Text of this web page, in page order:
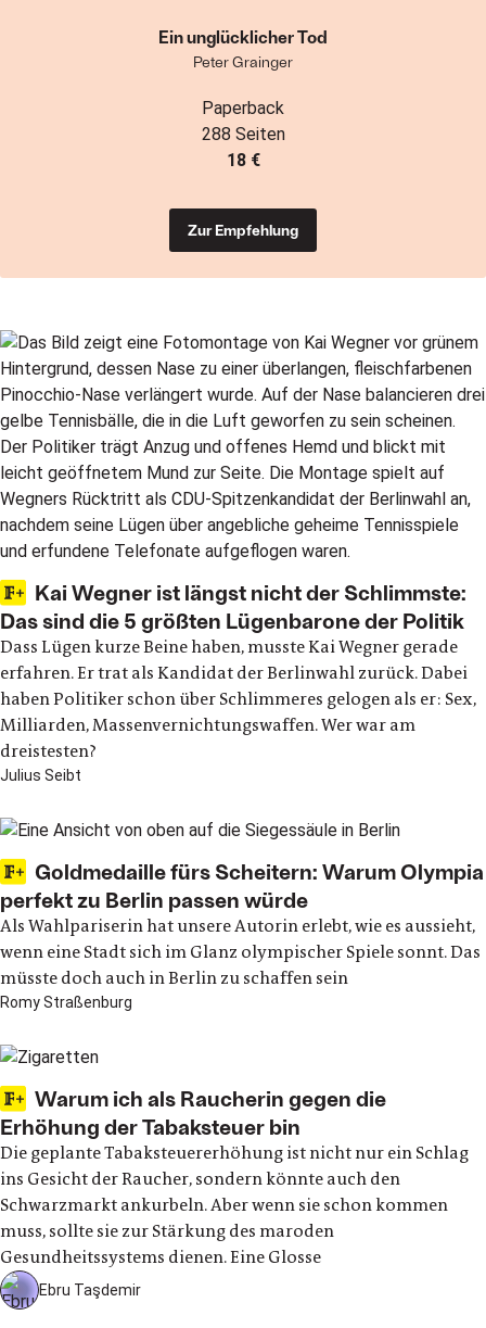
Ein unglücklicher Tod
Peter Grainger
Paperback
288 Seiten
18 €
Zur Empfehlung
Kai Wegner ist längst nicht der Schlimmste:
Das sind die 5 größten Lügenbarone der Politik
Dass Lügen kurze Beine haben, musste Kai Wegner gerade
erfahren. Er trat als Kandidat der Berlinwahl zurück. Dabei
haben Politiker schon über Schlimmeres gelogen als er: Sex,
Milliarden, Massenvernichtungswaffen. Wer war am
dreistesten?
Julius Seibt
Goldmedaille fürs Scheitern: Warum Olympia
perfekt zu Berlin passen würde
Als Wahlpariserin hat unsere Autorin erlebt, wie es aussieht,
wenn eine Stadt sich im Glanz olympischer Spiele sonnt. Das
müsste doch auch in Berlin zu schaffen sein
Romy Straßenburg
Warum ich als Raucherin gegen die
Erhöhung der Tabaksteuer bin
Die geplante Tabaksteuererhöhung ist nicht nur ein Schlag
ins Gesicht der Raucher, sondern könnte auch den
Schwarzmarkt ankurbeln. Aber wenn sie schon kommen
muss, sollte sie zur Stärkung des maroden
Gesundheitssystems dienen. Eine Glosse
Ebru Taşdemir